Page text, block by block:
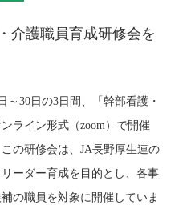
介護職員育成研修会を
30日の3日間、「幹部看護・
ライン形式（zoom）で開催
の研修会は、JA長野厚生連の
ーダー育成を目的とし、各事
の職員を対象に開催していま